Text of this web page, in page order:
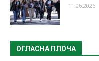
11.06.2026.
ОГЛАСНА ПЛОЧА